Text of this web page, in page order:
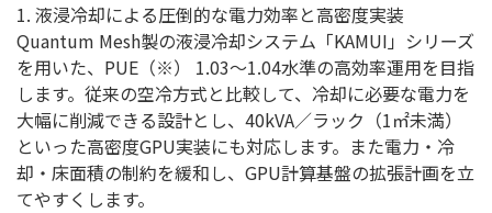
1. 液浸冷却による圧倒的な電力効率と高密度実装
Quantum Mesh製の液浸冷却システム「KAMUI」シリーズ
を用いた、PUE（※） 1.03～1.04水準の高効率運用を目指
します。従来の空冷方式と比較して、冷却に必要な電力を
大幅に削減できる設計とし、40kVA／ラック（1㎡未満）
といった高密度GPU実装にも対応します。また電力・冷
却・床面積の制約を緩和し、GPU計算基盤の拡張計画を立
てやすくします。